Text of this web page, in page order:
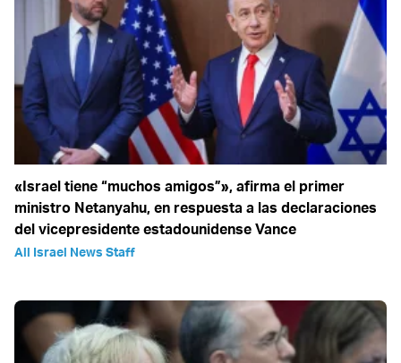
«Israel tiene “muchos amigos”», afirma el primer
ministro Netanyahu, en respuesta a las declaraciones
del vicepresidente estadounidense Vance
All Israel News Staff